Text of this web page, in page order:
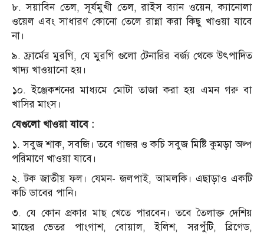
৮. সয়াবিন তেল, সূর্যমুখী তেল, রাইস ব্যান ওয়েন, ক্যানোলা
ওয়েল এবং সাধারণ কোনো তেলে রান্না করা কিছু খাওয়া যাবে
না।
৯. ফ্রার্মের মুরগি, যে মুরগি গুলো টেনারির বর্জ্য থেকে উৎপাদিত
খাদ্য খাওয়ানো হয়।
১০. ইঞ্জেকশনের মাধ্যমে মোটা তাজা করা হয় এমন গরু বা
খাসির মাংস।
যেগুলো খাওয়া যাবে :
১. সবুজ শাক, সবজি। তবে গাজর ও কচি সবুজ মিষ্টি কুমড়া অল্প
পরিমাণে খাওয়া যাবে।
২. টক জাতীয় ফল। যেমন- জলপাই, আমলকি। এছাড়াও একটি
কচি ডাবের পানি।
৩. যে কোন প্রকার মাছ খেতে পারবেন। তবে তৈলাক্ত দেশিয়
মাছের ভেতর পাংগাশ, বোয়াল, ইলিশ, সরপুঁটি, ব্রিগেড,